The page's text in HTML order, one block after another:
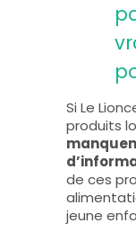
Si Le
produits
de ces
jeune